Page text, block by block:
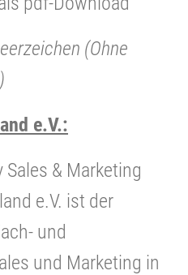
(Ohne
e.V.:
& Marketing
e.V. ist der
und
und Marketing in